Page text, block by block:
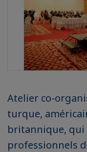
Atelier co-
turque,
britannique, qui
professionnels